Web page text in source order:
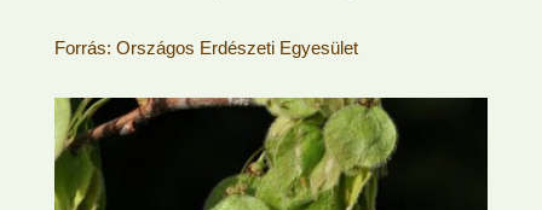
Forrás: Országos Erdészeti Egyesület